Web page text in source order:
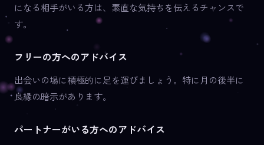
になる相手がいる方は、素直な気持ちを伝えるチャンスで
す。
フリーの方へのアドバイス
出会いの場に積極的に足を運びましょう。特に月の後半に
良縁の暗示があります。
パートナーがいる方へのアドバイス